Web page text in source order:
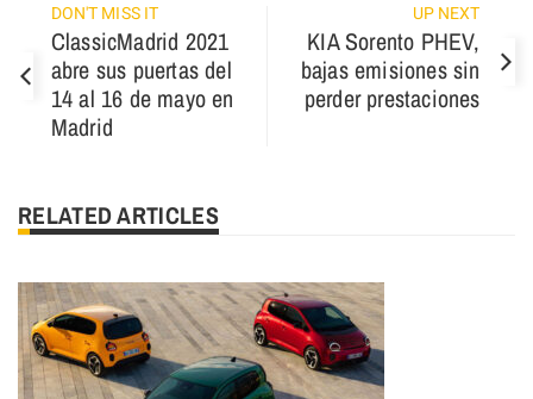
DON'T MISS IT
ClassicMadrid 2021
abre sus puertas del
14 al 16 de mayo en
Madrid
UP NEXT
KIA Sorento PHEV,
bajas emisiones sin
perder prestaciones
RELATED ARTICLES